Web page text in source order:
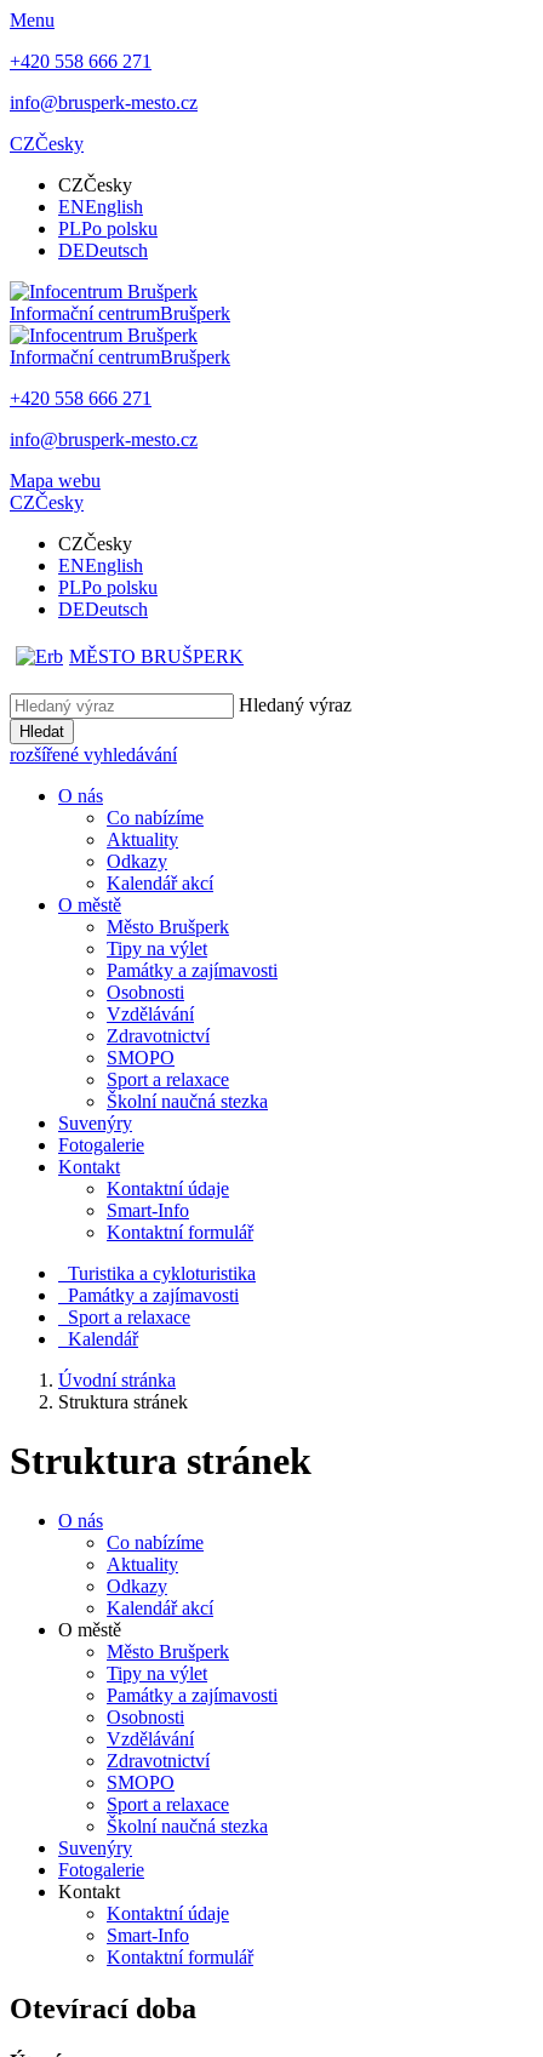
Menu
+420 558 666 271
info@brusperk-mesto.cz
CZČesky
CZČesky
ENEnglish
PLPo polsku
DEDeutsch
Informační centrumBrušperk
Informační centrumBrušperk
+420 558 666 271
info@brusperk-mesto.cz
Mapa webu
CZČesky
CZČesky
ENEnglish
PLPo polsku
DEDeutsch
MĚSTO BRUŠPERK
Hledaný výraz
Hledat
rozšířené vyhledávání
O nás
Co nabízíme
Aktuality
Odkazy
Kalendář akcí
O městě
Město Brušperk
Tipy na výlet
Památky a zajímavosti
Osobnosti
Vzdělávání
Zdravotnictví
SMOPO
Sport a relaxace
Školní naučná stezka
Suvenýry
Fotogalerie
Kontakt
Kontaktní údaje
Smart-Info
Kontaktní formulář
Turistika a cykloturistika
Památky a zajímavosti
Sport a relaxace
Kalendář
Úvodní stránka
Struktura stránek
Struktura stránek
O nás
Co nabízíme
Aktuality
Odkazy
Kalendář akcí
O městě
Město Brušperk
Tipy na výlet
Památky a zajímavosti
Osobnosti
Vzdělávání
Zdravotnictví
SMOPO
Sport a relaxace
Školní naučná stezka
Suvenýry
Fotogalerie
Kontakt
Kontaktní údaje
Smart-Info
Kontaktní formulář
Otevírací doba